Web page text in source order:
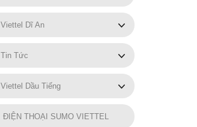
Viettel Dĩ An
Tin Tức
Viettel Dầu Tiếng
ĐIỆN THOẠI SUMO VIETTEL